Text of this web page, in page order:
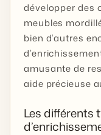
développer des
meubles
bien d’autres
amusante de
aide précieuse
Les différents